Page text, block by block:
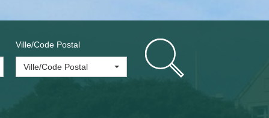
Ville/Code Postal
Ville/Code Postal